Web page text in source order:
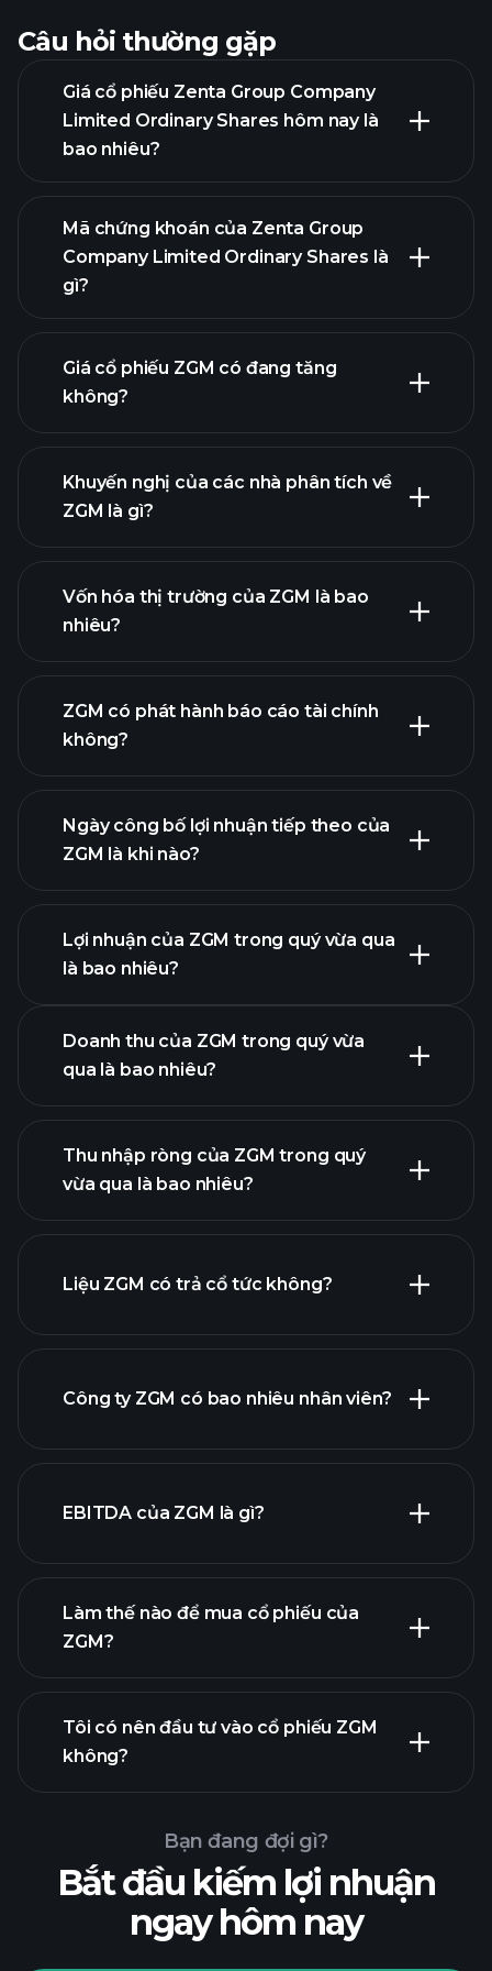
Câu hỏi thường gặp
Giá cổ phiếu Zenta Group Company
Limited Ordinary Shares hôm nay là
bao nhiêu?
biểu đồ nâng cao
Mã chứng khoán của Zenta Group
Company Limited Ordinary Shares là
gì?
Giá cổ phiếu ZGM có đang tăng
không?
Khuyến nghị của các nhà phân tích về
ZGM là gì?
Vốn hóa thị trường của ZGM là bao
nhiêu?
danh
sách cổ phiếu của chúng tôi
ZGM có phát hành báo cáo tài chính
không?
tài chính của
ZGM
Ngày công bố lợi nhuận tiếp theo của
ZGM là khi nào?
Lịch công bố lợi nhuận
Lợi nhuận của ZGM trong quý vừa qua
là bao nhiêu?
nhuận của ZGM
Doanh thu của ZGM trong quý vừa
qua là bao nhiêu?
Thu nhập ròng của ZGM trong quý
vừa qua là bao nhiêu?
Liệu ZGM có trả cổ tức không?
cổ phiếu trả cổ tức cao
Công ty ZGM có bao nhiêu nhân viên?
nhà tuyển dụng lớn nhất
EBITDA của ZGM là gì?
báo cáo tài chính
Làm thế nào để mua cổ phiếu của
ZGM?
Playtrade
Tournaments
nhà môi
Tôi có nên đầu tư vào cổ phiếu ZGM
không?
Bạn đang đợi gì?
Bắt đầu kiếm lợi nhuận
ngay hôm nay